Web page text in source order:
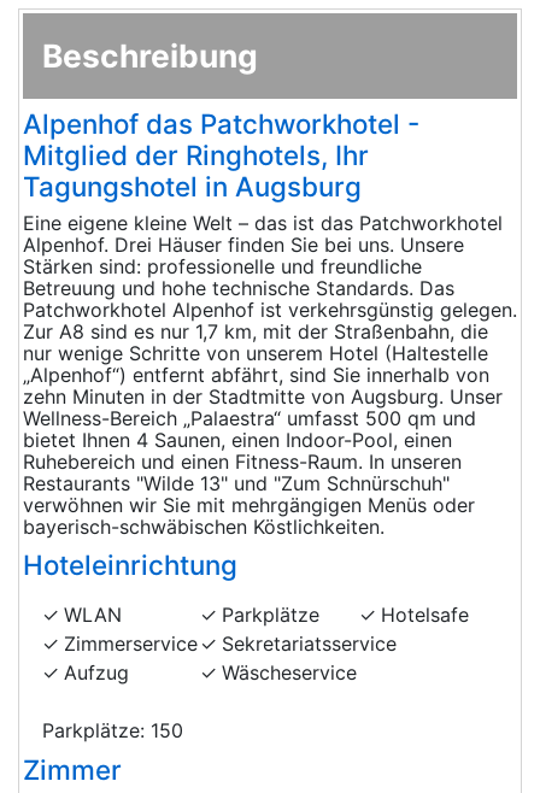
Beschreibung
Alpenhof das Patchworkhotel -
Mitglied der Ringhotels, Ihr
Tagungshotel in Augsburg
Eine eigene kleine Welt – das ist das Patchworkhotel
Alpenhof. Drei Häuser finden Sie bei uns. Unsere
Stärken sind: professionelle und freundliche
Betreuung und hohe technische Standards. Das
Patchworkhotel Alpenhof ist verkehrsgünstig gelegen.
Zur A8 sind es nur 1,7 km, mit der Straßenbahn, die
nur wenige Schritte von unserem Hotel (Haltestelle
„Alpenhof“) entfernt abfährt, sind Sie innerhalb von
zehn Minuten in der Stadtmitte von Augsburg. Unser
Wellness-Bereich „Palaestra“ umfasst 500 qm und
bietet Ihnen 4 Saunen, einen Indoor-Pool, einen
Ruhebereich und einen Fitness-Raum. In unseren
Restaurants "Wilde 13" und "Zum Schnürschuh"
verwöhnen wir Sie mit mehrgängigen Menüs oder
bayerisch-schwäbischen Köstlichkeiten.
Hoteleinrichtung
WLAN
Zimmerservice
Aufzug
Parkplätze
Sekretariatsservice
Wäscheservice
Hotelsafe
Parkplätze: 150
Zimmer